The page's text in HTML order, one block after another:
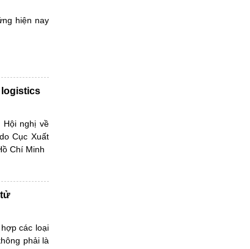
hiện nay
logistics
Hội nghị về
Cục Xuất
Chí Minh
các loại
phải là